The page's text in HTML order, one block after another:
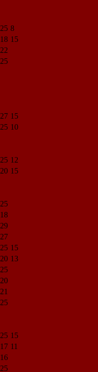
25 8
18 15
22
25
27 15
25 10
25 12
20 15
25
18
29
27
25 15
20 13
25
20
21
25
25 15
17 11
16
25